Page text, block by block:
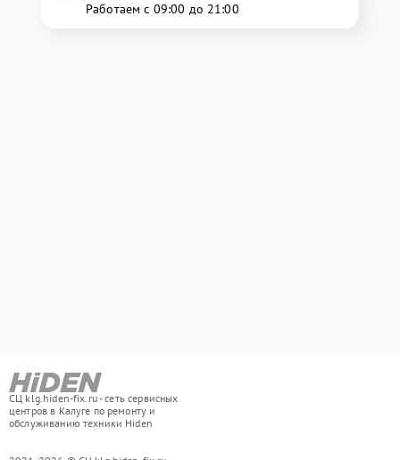
Работаем с 09:00 до 21:00
СЦ klg.hiden-fix.ru - сеть сервисных
центров в Калуге по ремонту и
обслуживанию техники Hiden